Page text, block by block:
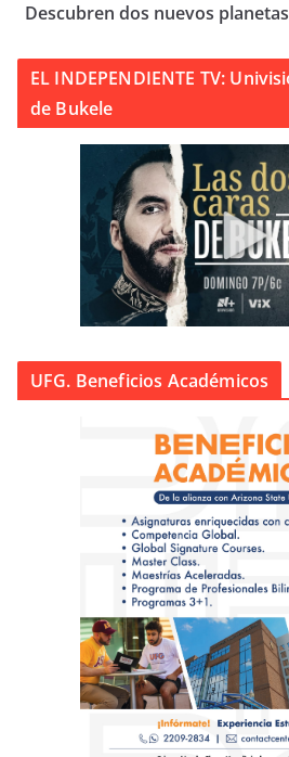
Descubren dos nuevos
EL INDEPENDIENTE TV:
de Bukele
UFG. Beneficios Académicos